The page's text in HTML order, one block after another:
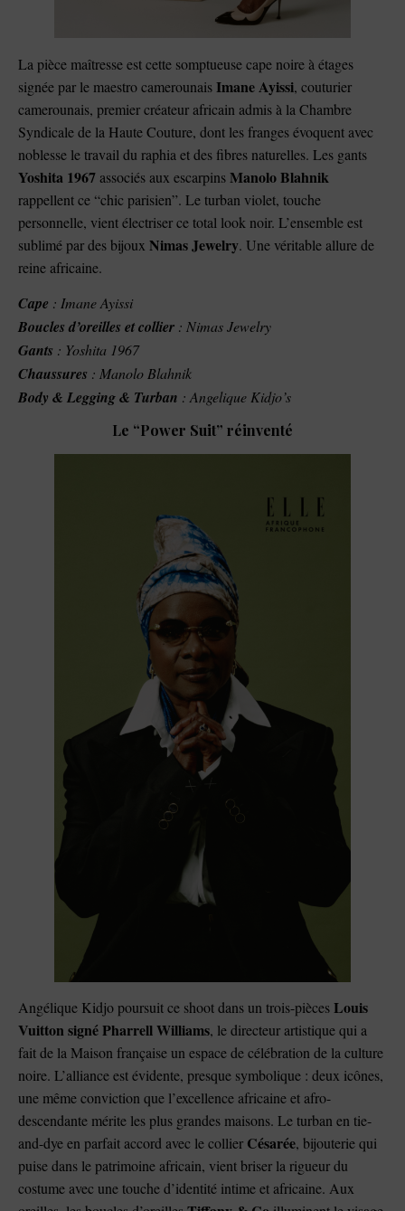
La pièce maîtresse est cette somptueuse cape noire à étages
signée par le maestro camerounaisImane Ayissi, couturier
camerounais, premier créateur africain admis à la Chambre
Syndicale de la Haute Couture, dont les franges évoquent avec
noblesse le travail du raphia et des fibres naturelles. Les gants
Yoshita 1967associés aux escarpinsManolo Blahnik
rappellent ce “chic parisien”. Le turban violet, touche
personnelle, vient électriser ce total look noir. L’ensemble est
sublimé par des bijoux Nimas Jewelry. Une véritable allure de
reine africaine.
Cape : Imane Ayissi
Boucles d’oreilles et collier : Nimas Jewelry
Gants : Yoshita 1967
Chaussures : Manolo Blahnik
Body & Legging & Turban : Angelique Kidjo’s
Le “Power Suit” réinventé
Angélique Kidjo poursuit ce shoot dans un trois-piècesLouis
Vuitton signé Pharrell Williams, le directeur artistique qui a
fait de la Maison française un espace de célébration de la culture
noire. L’alliance est évidente, presque symbolique : deux icônes,
une même conviction que l’excellence africaine et afro-
descendante mérite les plus grandes maisons. Le turban en tie-
and-dye en parfait accord avec le collier Césarée, bijouterie qui
puise dans le patrimoine africain, vient briser la rigueur du
costume avec une touche d’identité intime et africaine. Aux